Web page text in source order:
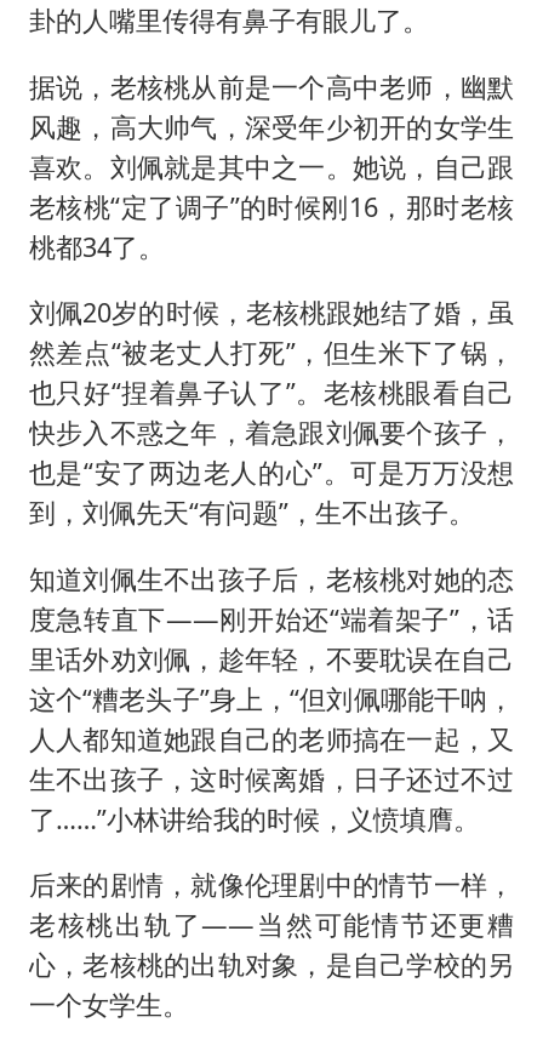
卦的人嘴里传得有鼻子有眼儿了。
据说，老核桃从前是一个高中老师，幽默
风趣，高大帅气，深受年少初开的女学生
喜欢。刘佩就是其中之一。她说，自己跟
老核桃“定了调子”的时候刚16，那时老核
桃都34了。
刘佩20岁的时候，老核桃跟她结了婚，虽
然差点“被老丈人打死”，但生米下了锅，
也只好“捏着鼻子认了”。老核桃眼看自己
快步入不惑之年，着急跟刘佩要个孩子，
也是“安了两边老人的心”。可是万万没想
到，刘佩先天“有问题”，生不出孩子。
知道刘佩生不出孩子后，老核桃对她的态
度急转直下——刚开始还“端着架子”，话
里话外劝刘佩，趁年轻，不要耽误在自己
这个“糟老头子”身上，“但刘佩哪能干呐，
人人都知道她跟自己的老师搞在一起，又
生不出孩子，这时候离婚，日子还过不过
了……”小林讲给我的时候，义愤填膺。
后来的剧情，就像伦理剧中的情节一样，
老核桃出轨了——当然可能情节还更糟
心，老核桃的出轨对象，是自己学校的另
一个女学生。